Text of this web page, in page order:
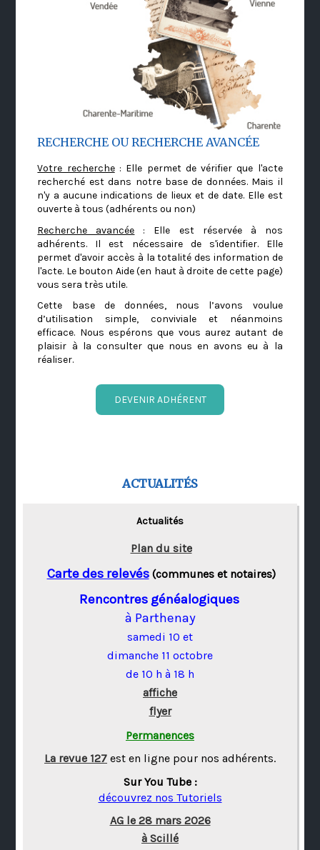
RECHERCHE OU RECHERCHE AVANCÉE
Votre recherche: Elle permet de vérifier que l'acte
recherché est dans notre base de données. Mais il
n'y a aucune indications de lieux et de date. Elle est
ouverte à tous (adhérents ou non)
Recherche avancée : Elle est réservée à nos
adhérents. Il est nécessaire de s'identifier. Elle
permet d'avoir accès à la totalité des information de
l'acte. Le bouton Aide (en haut à droite de cette page)
vous sera très utile.
Cette base de données, nous l’avons voulue
d’utilisation simple, conviviale et néanmoins
efficace. Nous espérons que vous aurez autant de
plaisir à la consulter que nous en avons eu à la
réaliser.
DEVENIR ADHÉRENT
ACTUALITÉS
Actualités
Plan du site
Carte des relevés(communes et notaires)
Rencontres généalogiques
à Parthenay
samedi 10 et
dimanche 11 octobre
de 10 h à 18 h
affiche
flyer
Permanences
La revue 127 est en ligne pour nos adhérents.
Sur You Tube :
découvrez nos Tutoriels
AG le 28 mars 2026
à Scillé